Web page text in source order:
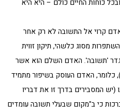
כוחות החיים כולם – היא היא
קרוי אל התשובה לא רק אחר
מסוג כלשהי, תיקון זווית
'תשובה'. האדם השלם הוא אשר
כלומר, האדם העוסק בשיפור מתמיד
(יש המסבירים בדרך זו את דבריו
כי ב"מקום שבעלי תשובה עומדים